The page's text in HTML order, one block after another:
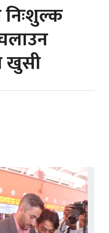
निःशुल्क
खुसी